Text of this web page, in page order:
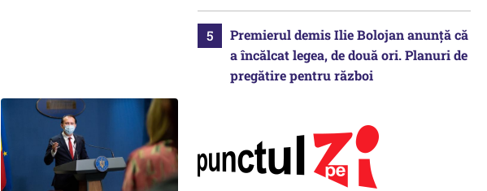
Premierul demis Ilie Bolojan anunță că
a încălcat legea, de două ori. Planuri de
pregătire pentru război